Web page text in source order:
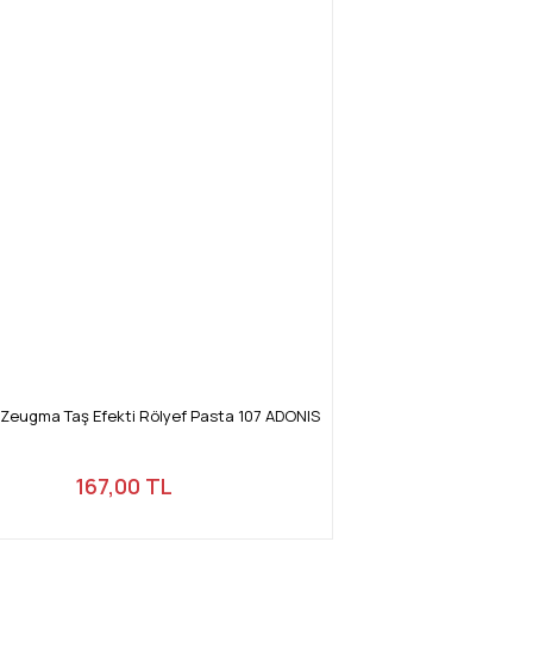
Taş Efekti Rölyef Pasta 107 ADONIS
167,00 TL